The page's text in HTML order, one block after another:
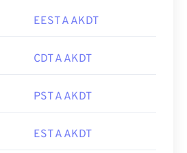
EEST A AKDT
CDT A AKDT
PST A AKDT
EST A AKDT